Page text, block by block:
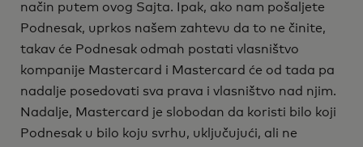
način putem ovog Sajta. Ipak, ako nam pošaljete
Podnesak, uprkos našem zahtevu da to ne činite,
takav će Podnesak odmah postati vlasništvo
kompanije Mastercard i Mastercard će od tada pa
nadalje posedovati sva prava i vlasništvo nad njim.
Nadalje, Mastercard je slobodan da koristi bilo koji
Podnesak u bilo koju svrhu, uključujući, ali ne